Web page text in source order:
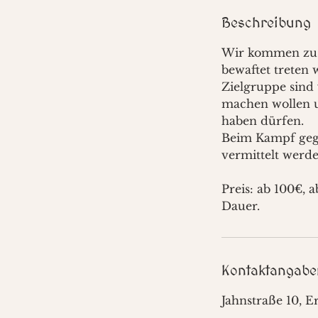
Beschreibung
Wir kommen
bewaftet treten
Zielgruppe sind
machen wollen
haben dürfen.
Beim Kampf
vermittelt
Preis: ab 100€,
Dauer.
Jahnstraße 10,